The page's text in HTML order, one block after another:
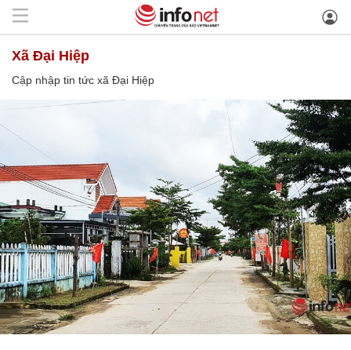
xã Đại Hiệp
Cập nhập tin tức xã Đại Hiệp